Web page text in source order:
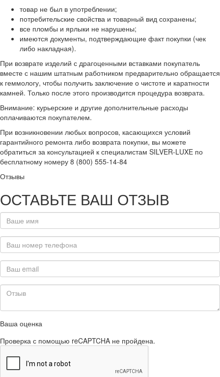
товар не был в употреблении;
потребительские свойства и товарный вид сохранены;
все пломбы и ярлыки не нарушены;
имеются документы, подтверждающие факт покупки (чек
либо накладная).
При возврате изделий с драгоценными вставками покупатель
вместе с нашим штатным работником предварительно обращается
к геммологу, чтобы получить заключение о чистоте и каратности
камней. Только после этого производится процедура возврата.
Внимание: курьерские и другие дополнительные расходы
оплачиваются покупателем.
При возникновении любых вопросов, касающихся условий
гарантийного ремонта либо возврата покупки, вы можете
обратиться за консультацией к специалистам SILVER-LUXE по
бесплатному номеру 8 (800) 555-14-84
Отзывы
ОСТАВЬТЕ ВАШ ОТЗЫВ
Ваша оценка
Проверка с помощью reCAPTCHA не пройдена.